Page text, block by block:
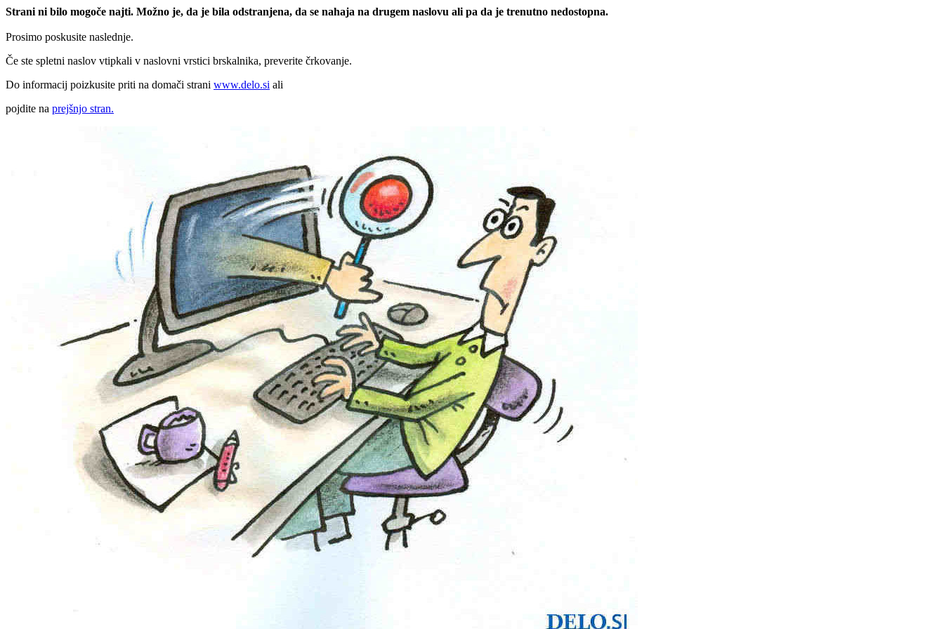
Strani ni bilo mogoče najti. Možno je, da je bila odstranjena, da se nahaja na drugem naslovu ali pa da je trenutno nedostopna.
Prosimo poskusite naslednje.
Če ste spletni naslov vtipkali v naslovni vrstici brskalnika, preverite črkovanje.
Do informacij poizkusite priti na domači strani www.delo.si ali
pojdite na prejšnjo stran.